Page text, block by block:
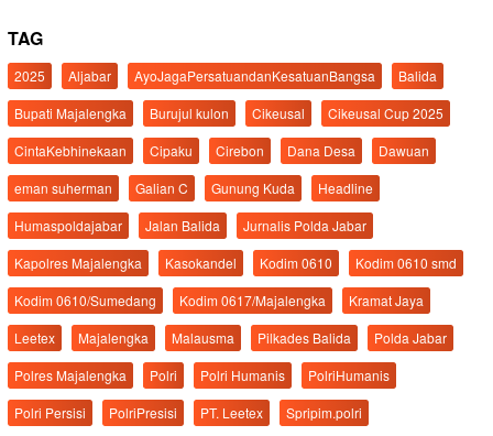
TAG
2025 Aljabar AyoJagaPersatuandanKesatuanBangsa
Balida
Bupati Majalengka
Burujul kulon Cikeusal
Cikeusal Cup 2025
CintaKebhinekaan
Cipaku Cirebon Dana Desa
Dawuan
eman suherman
Galian C Gunung Kuda
Headline
Humaspoldajabar
Jalan Balida
Jurnalis Polda Jabar
Kapolres Majalengka
Kasokandel Kodim 0610
Kodim 0610 smd
Kodim 0610/Sumedang
Kodim 0617/Majalengka
Kramat Jaya
Leetex
Majalengka Malausma Pilkades Balida
Polda Jabar
Polres Majalengka
Polri Polri Humanis
PolriHumanis
Polri Persisi
PolriPresisi PT. Leetex
Spripim.polri